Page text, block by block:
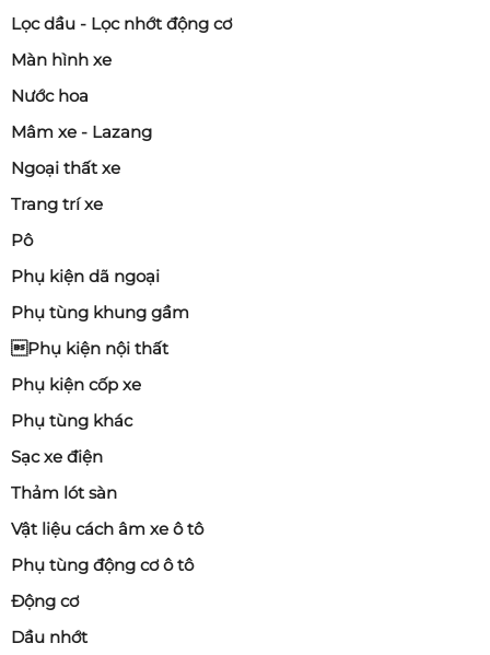
Lọc dầu - Lọc nhớt động cơ
Màn hình xe
Nước hoa
Mâm xe - Lazang
Ngoại thất xe
Trang trí xe
Pô
Phụ kiện dã ngoại
Phụ tùng khung gầm
Phụ kiện nội thất
Phụ kiện cốp xe
Phụ tùng khác
Sạc xe điện
Thảm lót sàn
Vật liệu cách âm xe ô tô
Phụ tùng động cơ ô tô
Động cơ
Dầu nhớt